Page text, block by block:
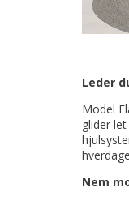
Leder
Model
glider
Nem